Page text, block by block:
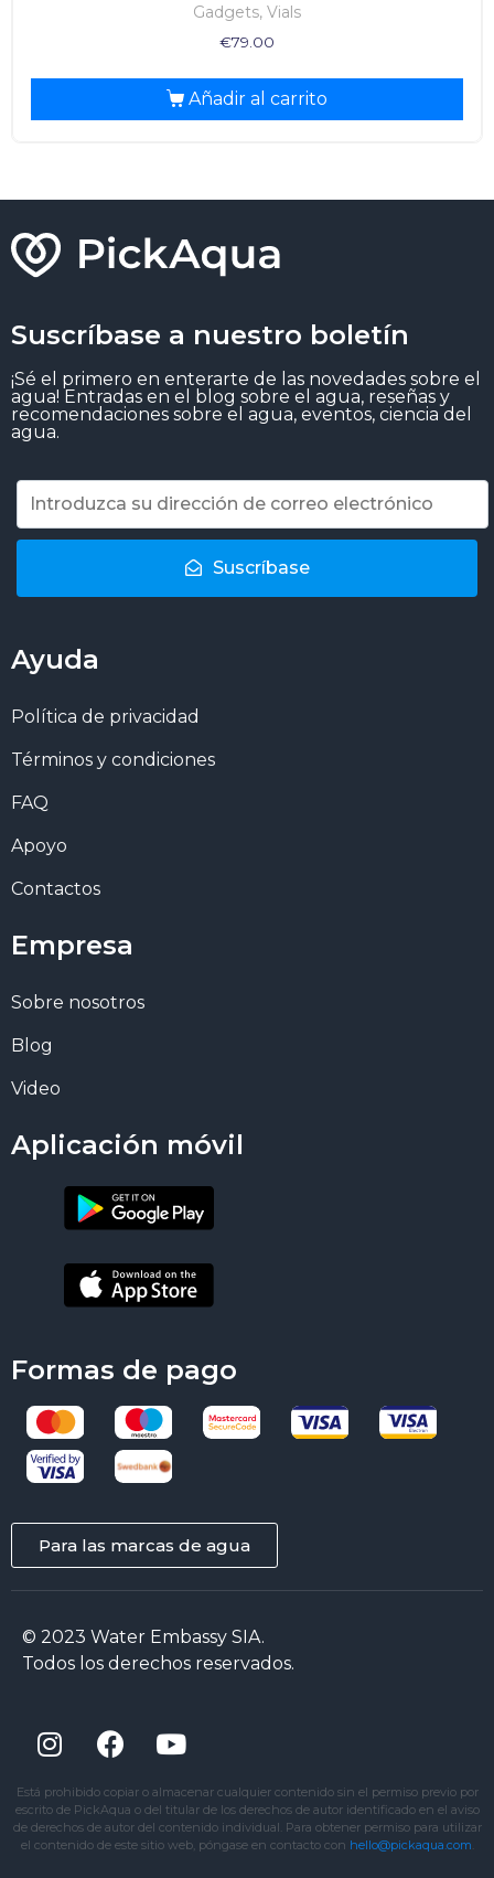
Gadgets, Vials
€79.00
Añadir al carrito
Suscríbase a nuestro boletín
¡Sé el primero en enterarte de las novedades sobre el
agua! Entradas en el blog sobre el agua, reseñas y
recomendaciones sobre el agua, eventos, ciencia del
agua.
Suscríbase
Ayuda
Política de privacidad
Términos y condiciones
FAQ
Apoyo
Contactos
Empresa
Sobre nosotros
Blog
Video
Aplicación móvil
Formas de pago
Para las marcas de agua
© 2023 Water Embassy SIA.
Todos los derechos reservados.
Está prohibido copiar o almacenar cualquier contenido sin el permiso previo por
escrito de PickAqua o del titular de los derechos de autor identificado en el aviso
de derechos de autor del contenido individual. Para obtener permiso para utilizar
el contenido de este sitio web, póngase en contacto con hello@pickaqua.com